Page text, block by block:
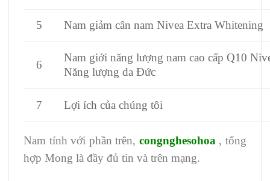
5 Nam giảm cân nam Nivea Extra Whitening
6
Nam giới năng lượng nam cao cấp Q10
Năng lượng da Đức
7 Lợi ích của chúng tôi
Nam tính với phần trên, congnghesohoa,tổng
hợp Mong là đầy đủ tin và trên mạng.